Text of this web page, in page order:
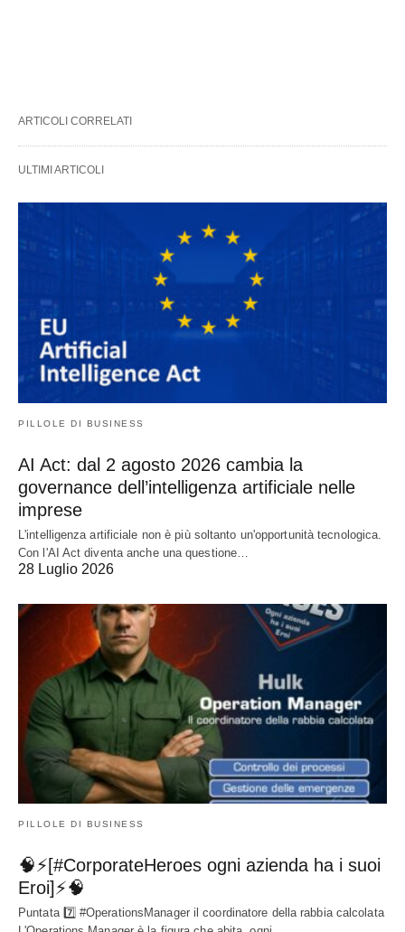
ARTICOLI CORRELATI
ULTIMI ARTICOLI
PILLOLE DI BUSINESS
AI Act: dal 2 agosto 2026 cambia la
governance dell’intelligenza artificiale nelle
imprese
L'intelligenza artificiale non è più soltanto un'opportunità tecnologica.
Con l'AI Act diventa anche una questione…
28 Luglio 2026
PILLOLE DI BUSINESS
🧠⚡[#CorporateHeroes ogni azienda ha i suoi
Eroi]⚡🧠
Puntata 7️⃣ #OperationsManager il coordinatore della rabbia calcolata